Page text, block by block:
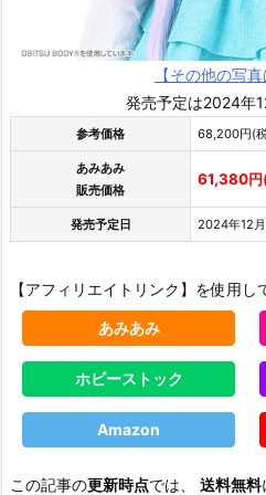
【その他の写真
発売予定は2024年
参考価格 68,200円(
あみあみ
販売価格
61,380円
発売予定日 2024年12
【アフィリエイトリンク】を使用し
あみあみ
ホビーストック
Amazon
この記事の更新時点では、 送料無料